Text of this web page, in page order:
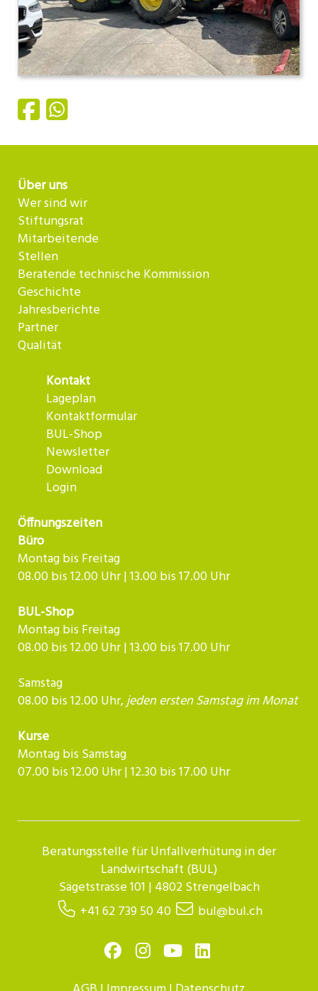
Über uns
Wer sind wir
Stiftungsrat
Mitarbeitende
Stellen
Beratende technische Kommission
Geschichte
Jahresberichte
Partner
Qualität
Kontakt
Lageplan
Kontaktformular
BUL-Shop
Newsletter
Download
Login
Öffnungszeiten
Büro
Montag bis Freitag
08.00 bis 12.00 Uhr | 13.00 bis 17.00 Uhr
BUL-Shop
Montag bis Freitag
08.00 bis 12.00 Uhr | 13.00 bis 17.00 Uhr
Samstag
08.00 bis 12.00 Uhr,jeden ersten Samstag im Monat
Kurse
Montag bis Samstag
07.00 bis 12.00 Uhr | 12.30 bis 17.00 Uhr​​​​​​
Beratungsstelle für Unfallverhütung in der
Landwirtschaft (BUL)
Sägetstrasse 101 | 4802 Strengelbach
+41 62 739 50 40
bul@bul.ch